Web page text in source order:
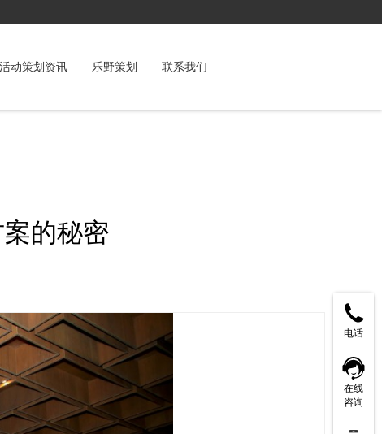
活动策划资讯 乐野策划 联系我们
的秘密
电话
在线
咨询